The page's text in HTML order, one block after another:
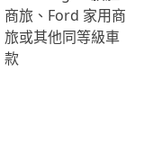
商旅、Ford 家用商
旅或其他同等級車
款